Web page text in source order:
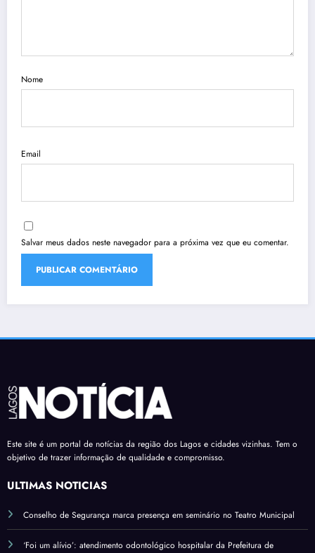
Nome
Email
Salvar meus dados neste navegador para a próxima vez que eu comentar.
Este site é um portal de notícias da região dos Lagos e cidades vizinhas. Tem o
objetivo de trazer informação de qualidade e compromisso.
ÚLTIMAS NOTÍCIAS
Conselho de Segurança marca presença em seminário no Teatro Municipal
‘Foi um alívio’: atendimento odontológico hospitalar da Prefeitura de